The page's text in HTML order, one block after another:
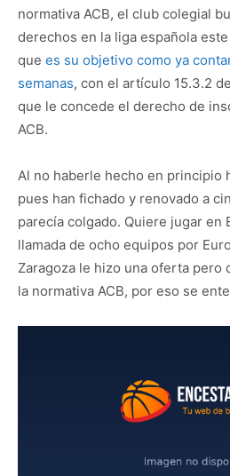
normativa ACB, el club colegial
derechos en la liga española
que es su objetivo como ya
semanas, con el artículo 15.3.2
que le concede el derecho de
ACB.
Al no haberle hecho en principio
pues han fichado y renovado a
parecía colgado. Quiere jugar en
llamada de ocho equipos por
Zaragoza le hizo una oferta pero
la normativa ACB, por eso se